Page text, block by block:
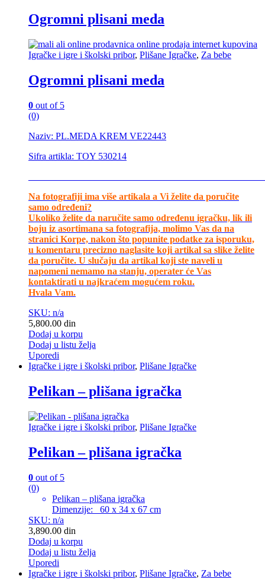
Ogromni plisani meda
Igračke i igre i školski pribor, Plišane Igračke, Za bebe
Ogromni plisani meda
0 out of 5
(0)
Naziv: PL.MEDA KREM VE22443
Sifra artikla: TOY 530214
Na fotografiji ima više artikala a Vi želite da poručite
samo određeni?
Ukoliko želite da naručite samo određenu igračku, lik ili
boju iz asortimana sa fotografija, molimo Vas da na
stranici Korpe, nakon što popunite podatke za isporuku,
u komentaru precizno naglasite koji artikal sa slike želite
da poručite. U slučaju da artikal koji ste naveli u
napomeni nemamo na stanju, operater će Vas
kontaktirati u najkraćem mogućem roku.
Hvala Vam.
SKU: n/a
5,800.00 din
Dodaj u korpu
Dodaj u listu želja
Uporedi
Igračke i igre i školski pribor, Plišane Igračke
Pelikan – plišana igračka
Igračke i igre i školski pribor, Plišane Igračke
Pelikan – plišana igračka
0 out of 5
(0)
Pelikan – plišana igračka
Dimenzije: 60 x 34 x 67 cm
SKU: n/a
3,890.00 din
Dodaj u korpu
Dodaj u listu želja
Uporedi
Igračke i igre i školski pribor, Plišane Igračke, Za bebe